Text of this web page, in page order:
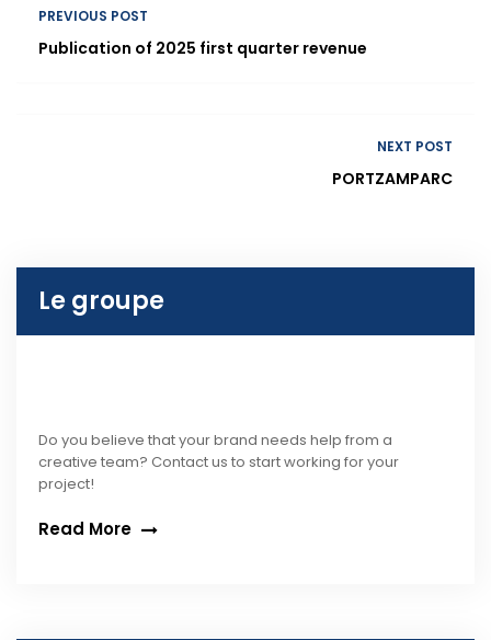
PREVIOUS POST
Publication of 2025 first quarter revenue
NEXT POST
PORTZAMPARC
Le groupe
Do you believe that your brand needs help from a
creative team? Contact us to start working for your
project!
Read More